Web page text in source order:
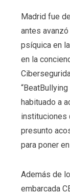
Madrid fue
antes
psíquica en
en la
habituado a
instituciones
presunto
para poner
Además de
embarcada